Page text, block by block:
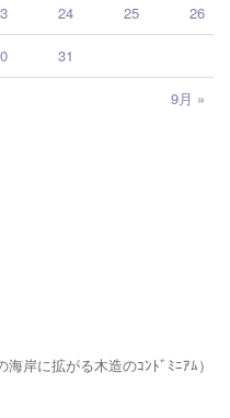
9月 »
24 25 26
31
岸に拡がる木造のｺﾝﾄﾞﾐﾆｱﾑ）